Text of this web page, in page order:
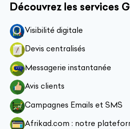
Découvrez les services
Visibilité digitale
Devis centralisés
Messagerie instantanée
Avis clients
Campagnes Emails et SMS
Afrikad.com : notre